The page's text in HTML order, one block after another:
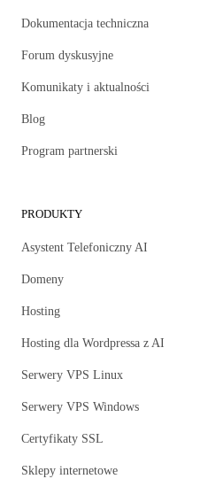
Dokumentacja techniczna
Forum dyskusyjne
Komunikaty i aktualności
Blog
Program partnerski
PRODUKTY
Asystent Telefoniczny AI
Domeny
Hosting
Hosting dla Wordpressa z AI
Serwery VPS Linux
Serwery VPS Windows
Certyfikaty SSL
Sklepy internetowe